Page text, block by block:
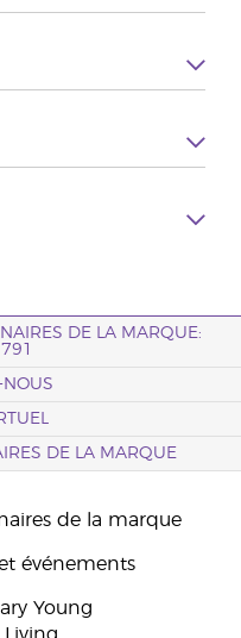
DE LA MARQUE:
NOUS
DE LA MARQUE
de la marque
événements
Young